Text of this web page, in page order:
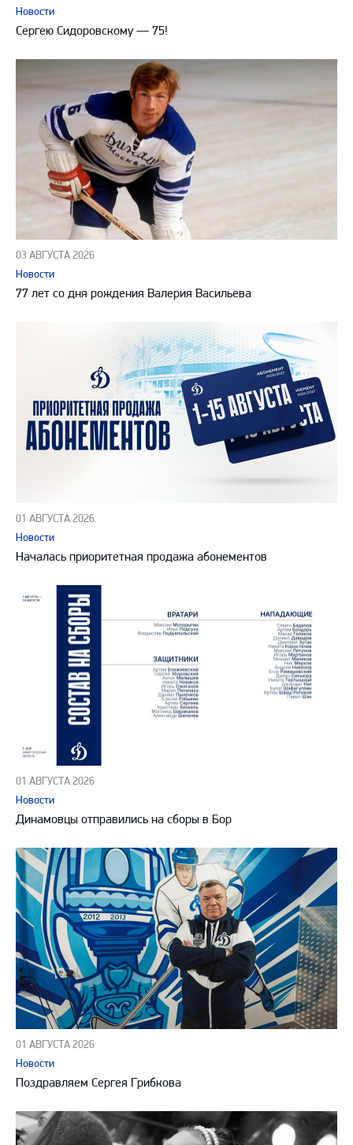
Новости
Сергею Сидоровскому — 75!
03 АВГУСТА 2026
Новости
77 лет со дня рождения Валерия Васильева
01 АВГУСТА 2026
Новости
Началась приоритетная продажа абонементов
01 АВГУСТА 2026
Новости
Динамовцы отправились на сборы в Бор
01 АВГУСТА 2026
Новости
Поздравляем Сергея Грибкова